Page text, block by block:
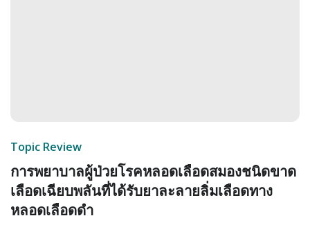
Topic Review
การพยาบาลผู้ป่วยโรคหลอดเลือดสมองชนิดขาด
เลือดเฉียบพลันที่ได้รับยาละลายลิ่มเลือดทาง
หลอดเลือดดำ